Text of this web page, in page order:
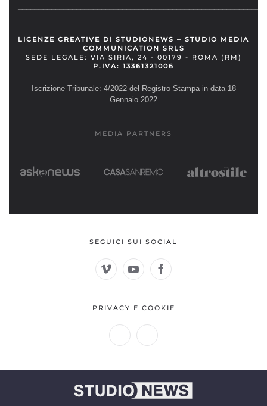
LICENZE CREATIVE DI STUDIONEWS – STUDIO MEDIA
COMMUNICATION SRLS
SEDE LEGALE: VIA SIRIA, 24 - 00179 - ROMA (RM)
P.IVA: 13361321006
Iscrizione Tribunale: 4/2022 del Registro Stampa in data 18
Gennaio 2022
MEDIA PARTNERS
SEGUICI SUI SOCIAL
PRIVACY E COOKIE